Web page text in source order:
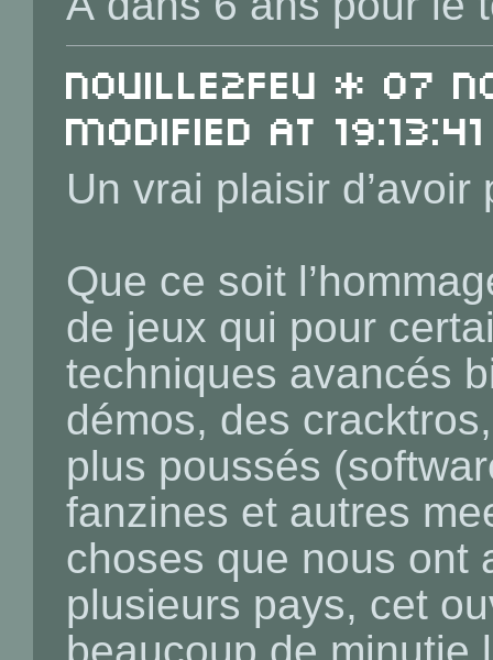
Nouille2Feu * 07
Modified at 19:13:41
Un vrai plaisir
Que ce soit
de jeux qui pour
techniques avancés
démos, des
plus poussés
fanzines et autres
choses que nous ont
plusieurs pays, cet